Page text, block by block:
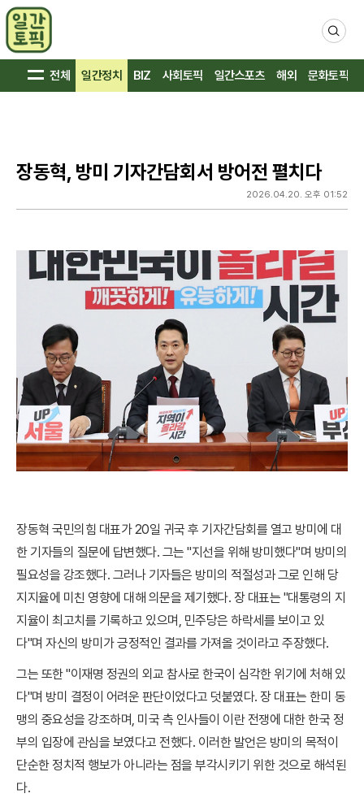
검
전체 일간정치 BIZ 사회토픽 일간스포츠 해외 문화토픽
장동혁, 방미 기자간담회서 방어전 펼치다
2026.04.20. 오후 01:52
장동혁 국민의힘 대표가 20일 귀국 후 기자간담회를 열고 방미에 대
한 기자들의 질문에 답변했다. 그는 "지선을 위해 방미했다"며 방미의
필요성을 강조했다. 그러나 기자들은 방미의 적절성과 그로 인해 당
지지율에 미친 영향에 대해 의문을 제기했다. 장 대표는 "대통령의 지
지율이 최고치를 기록하고 있으며, 민주당은 하락세를 보이고 있
다"며 자신의 방미가 긍정적인 결과를 가져올 것이라고 주장했다.
그는 또한 "이재명 정권의 외교 참사로 한국이 심각한 위기에 처해 있
다"며 방미 결정이 어려운 판단이었다고 덧붙였다. 장 대표는 한미 동
맹의 중요성을 강조하며, 미국 측 인사들이 이란 전쟁에 대한 한국 정
부의 입장에 관심을 보였다고 전했다. 이러한 발언은 방미의 목적이
단순한 정치적 행보가 아니라는 점을 부각시키기 위한 것으로 해석된
다.